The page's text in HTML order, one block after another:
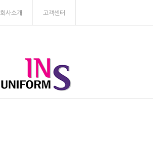
회사소개 고객센터